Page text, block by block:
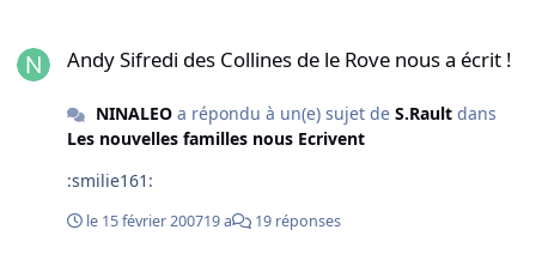
Andy Sifredi des Collines de le Rove nous a écrit !
NINALEOa répondu à un(e) sujet de S.Raultdans
Les nouvelles familles nous Ecrivent
:smilie161:
le 15 février 200719 a 19 réponses